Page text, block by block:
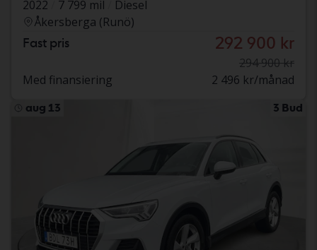
2022
7 799 mil
Diesel
Åkersberga (Runö)
Fast pris 292 900 kr
294 900 kr
Med finansiering
2 496 kr/månad
aug 13 3 Bud